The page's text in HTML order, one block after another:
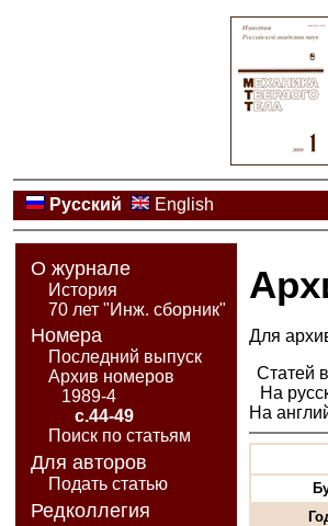
Русский English
О журнале
История
70 лет "Инж. сборник"
Номера
Последний выпуск
Архив номеров
1989-4
с.44-49
Поиск по статьям
Для авторов
Подать статью
Редколлегия
Для
Статей
На
На